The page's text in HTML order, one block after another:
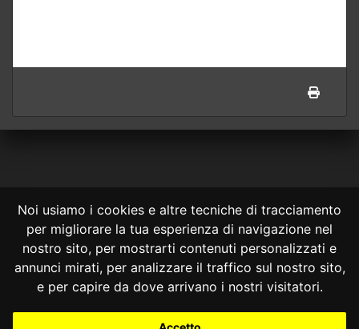
Noi usiamo i cookies e altre tecniche di tracciamento
per migliorare la tua esperienza di navigazione nel
nostro sito, per mostrarti contenuti personalizzati e
annunci mirati, per analizzare il traffico sul nostro sito,
e per capire da dove arrivano i nostri visitatori.
CONSULTA ONLINE DAL 1995 -NOTE LEGALI
Consulta OnLine non ha prodotto e non è responsabile per i contenuti e
le informazioni legali di siti collegati.
costituisce una relazione di consulenza legale.